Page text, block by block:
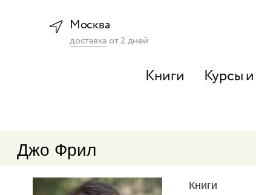
Москва
доставкаот2дней
Книги Курсы
Джо Фрил
Книги